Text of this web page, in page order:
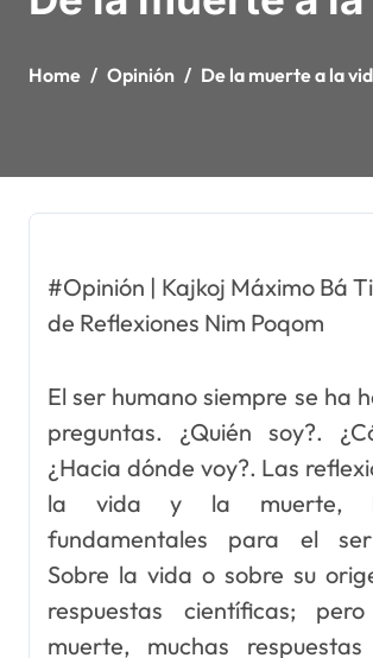
Home Opinión De la muerte a la
#Opinión | Kajkoj Máximo Bá
de Reflexiones Nim Poqom
El ser humano siempre se ha
preguntas. ¿Quién soy?.
¿Hacia dónde voy?. Las
la vida y la muerte,
fundamentales para el
Sobre la vida o sobre su
respuestas científicas;
muerte, muchas respuestas